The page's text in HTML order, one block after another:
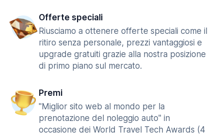
Offerte speciali
Riusciamo a ottenere offerte speciali come il
ritiro senza personale, prezzi vantaggiosi e
upgrade gratuiti grazie alla nostra posizione
di primo piano sul mercato.
Premi
"Miglior sito web al mondo per la
prenotazione del noleggio auto" in
occasione dei World Travel Tech Awards (4